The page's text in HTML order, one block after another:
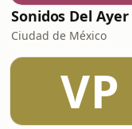
Sonidos Del Ayer
Ciudad de México
VP